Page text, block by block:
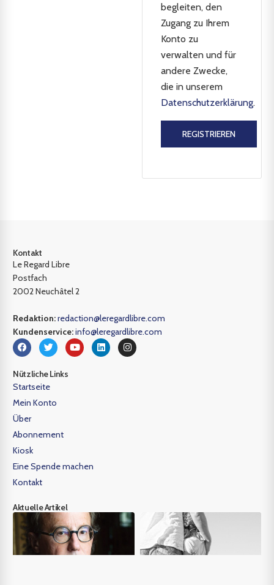
begleiten, den
Zugang zu Ihrem
Konto zu
verwalten und für
andere Zwecke,
die in unserem
Datenschutzerklärung.
REGISTRIEREN
Kontakt
Le Regard Libre
Postfach
2002 Neuchâtel 2
Redaktion:redaction@leregardlibre.com
Kundenservice:info@leregardlibre.com
Nützliche Links
Startseite
Mein Konto
Über
Abonnement
Kiosk
Eine Spende machen
Kontakt
Aktuelle Artikel